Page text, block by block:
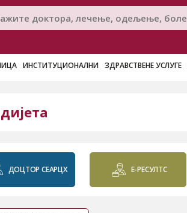
ИНСТИТУЦИОНАЛНИ ЗДРАВСТВЕНЕ УСЛУГЕ
ДОЦТОР СЕАРЦХ Е-РЕСУЛТС